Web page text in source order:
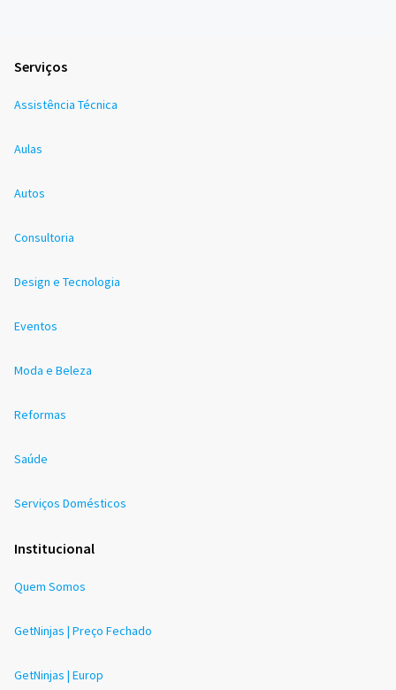
Serviços
Assistência Técnica
Aulas
Autos
Consultoria
Design e Tecnologia
Eventos
Moda e Beleza
Reformas
Saúde
Serviços Domésticos
Institucional
Quem Somos
GetNinjas | Preço Fechado
GetNinjas | Europ